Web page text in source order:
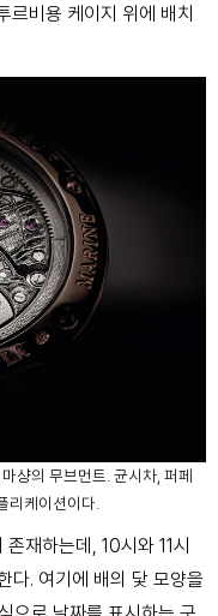
르비용 케이지 위에 배치
샹의 무브먼트. 균시차, 퍼페
리케이션이다.
재하는데, 10시와 11시
다. 여기에 배의 닻 모양을